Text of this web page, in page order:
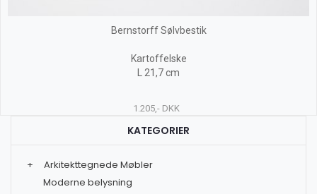
Bernstorff Sølvbestik
Kartoffelske
L 21,7 cm
1.205,- DKK
KATEGORIER
+
Arkitekttegnede Møbler
Moderne belysning